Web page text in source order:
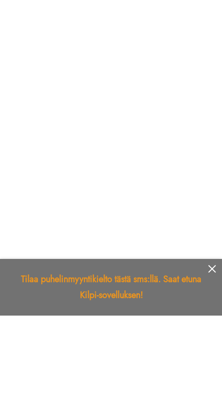
Tilaa puhelinmyyntikielto tästä sms:llä. Saat etuna
Kilpi-sovelluksen!